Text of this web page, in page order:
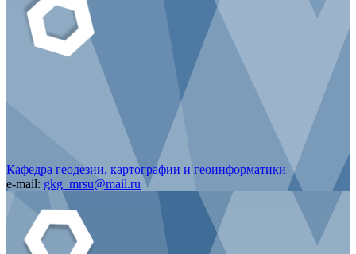
Кафедра геодезии, картографии и геоинформатики
e-mail: gkg_mrsu@mail.ru